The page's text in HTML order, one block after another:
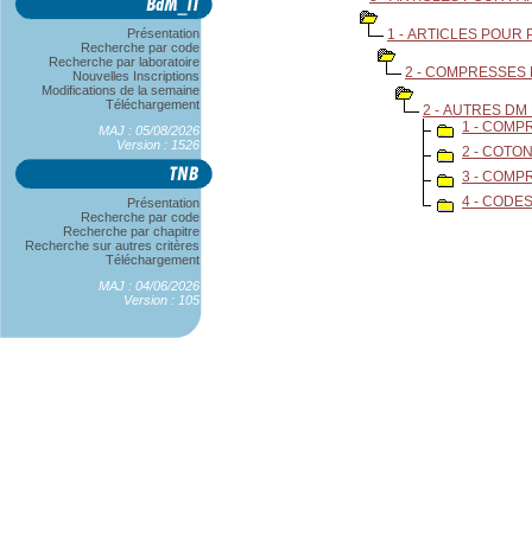
Présentation
Recherche par code
Recherche par laboratoire
Nouvelles Inscriptions
Modifications de la semaine
Téléchargement
MAJ : 05/08/2026
Version : 1526
Présentation
Recherche par code
Recherche par chapitre
Recherche sur autres critères
Téléchargement
MAJ : 04/06/2026
Version : 105
1 - ARTICLES POUR
2 - COMPRESSES
2 - AUTRES DM
1 -
2 -
3 -
4 -